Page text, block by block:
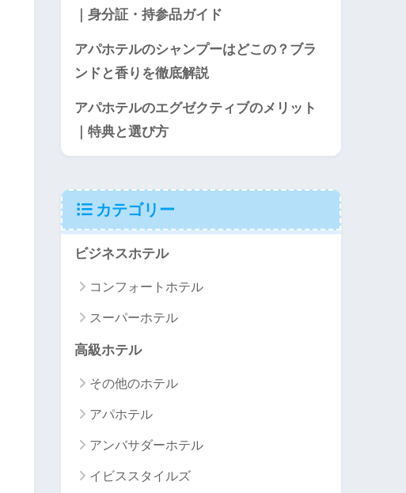
｜身分証・持参品ガイド
アパホテルのシャンプーはどこの？ブラ
ンドと香りを徹底解説
アパホテルのエグゼクティブのメリット
｜特典と選び方
カテゴリー
ビジネスホテル
コンフォートホテル
スーパーホテル
高級ホテル
その他のホテル
アパホテル
アンバサダーホテル
イビススタイルズ